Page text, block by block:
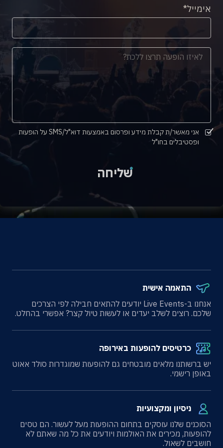
אימייל
אני מאשר/ת קבלת מידע ופרסום באמצעות דוא"ל/SMS על הופעות
ופסטיבלים בחו"ל
שליחה
התאמה אישית
אנחנו ב-Live Events יודעים להתאים חבילה לפי הצרכים
שלכם. רוצים לשלב יעדים או לעשות טיול קצר? אפשרי בהחלט.
כרטיסים להופעות באירופה
יש ברשותנו מלאים מובטחים גם להופעות שמוגדרות סולד אאוט
באופן רישמי.
ניסיון ומקצועיות
הסוכנים שלנו עוסקים בתחום ההופעות מעל לעשור. הם טסים
להופעות, מכירים את האולמות ויודעים את כל מה שאתם לא
חושבים לשאול.